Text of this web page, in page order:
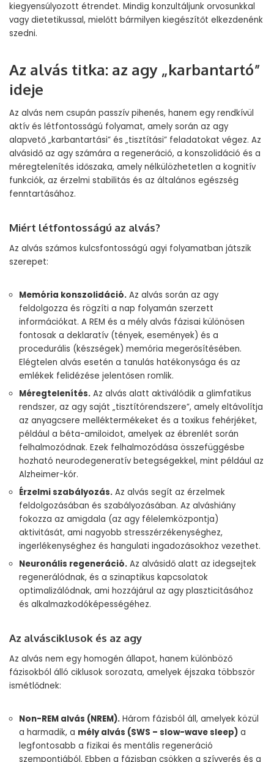
kiegyensúlyozott étrendet. Mindig konzultáljunk orvosunkkal
vagy dietetikussal, mielőtt bármilyen kiegészítőt elkezdenénk
szedni.
Az alvás titka: az agy „karbantartó”
ideje
Az alvás nem csupán passzív pihenés, hanem egy rendkívül
aktív és létfontosságú folyamat, amely során az agy
alapvető „karbantartási” és „tisztítási” feladatokat végez. Az
alvásidő az agy számára a regeneráció, a konszolidáció és a
méregtelenítés időszaka, amely nélkülözhetetlen a kognitív
funkciók, az érzelmi stabilitás és az általános egészség
fenntartásához.
Miért létfontosságú az alvás?
Az alvás számos kulcsfontosságú agyi folyamatban játszik
szerepet:
Memória konszolidáció. Az alvás során az agy
feldolgozza és rögzíti a nap folyamán szerzett
információkat. A REM és a mély alvás fázisai különösen
fontosak a deklaratív (tények, események) és a
procedurális (készségek) memória megerősítésében.
Elégtelen alvás esetén a tanulás hatékonysága és az
emlékek felidézése jelentősen romlik.
Méregtelenítés. Az alvás alatt aktiválódik a glimfatikus
rendszer, az agy saját „tisztítórendszere”, amely eltávolítja
az anyagcsere melléktermékeket és a toxikus fehérjéket,
például a béta-amiloidot, amelyek az ébrenlét során
felhalmozódnak. Ezek felhalmozódása összefüggésbe
hozható neurodegeneratív betegségekkel, mint például az
Alzheimer-kór.
Érzelmi szabályozás. Az alvás segít az érzelmek
feldolgozásában és szabályozásában. Az alváshiány
fokozza az amigdala (az agy félelemközpontja)
aktivitását, ami nagyobb stresszérzékenységhez,
ingerlékenységhez és hangulati ingadozásokhoz vezethet.
Neuronális regeneráció. Az alvásidő alatt az idegsejtek
regenerálódnak, és a szinaptikus kapcsolatok
optimalizálódnak, ami hozzájárul az agy plaszticitásához
és alkalmazkodóképességéhez.
Az alvásciklusok és az agy
Az alvás nem egy homogén állapot, hanem különböző
fázisokból álló ciklusok sorozata, amelyek éjszaka többször
ismétlődnek:
Non-REM alvás (NREM). Három fázisból áll, amelyek közül
a harmadik, a mély alvás (SWS – slow-wave sleep) a
legfontosabb a fizikai és mentális regeneráció
szempontjából. Ebben a fázisban csökken a szívverés és a